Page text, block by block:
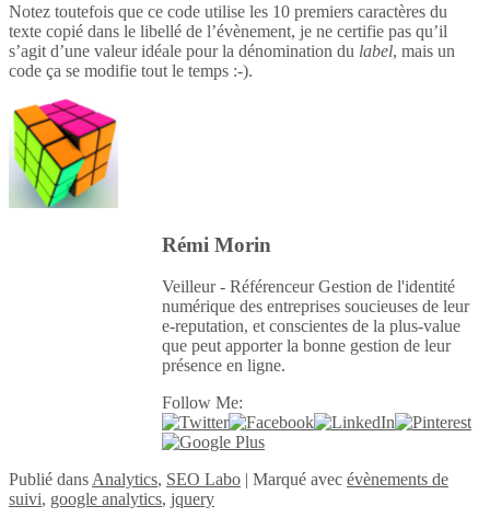
Notez toutefois que ce code utilise les 10 premiers caractères du
texte copié dans le libellé de l’évènement, je ne certifie pas qu’il
s’agit d’une valeur idéale pour la dénomination du label, mais un
code ça se modifie tout le temps :-).
Rémi Morin
Veilleur - Référenceur Gestion de l'identité
numérique des entreprises soucieuses de leur
e-reputation, et conscientes de la plus-value
que peut apporter la bonne gestion de leur
présence en ligne.
Follow Me:
Publié dans Analytics, SEO Labo | Marqué avec évènements de
suivi, google analytics, jquery